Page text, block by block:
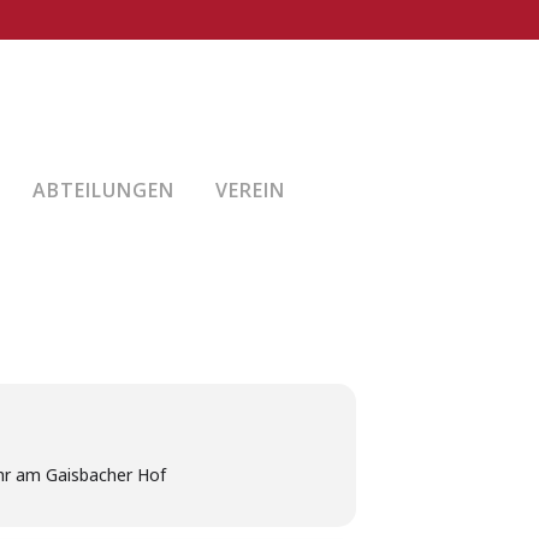
ABTEILUNGEN VEREIN
am Gaisbacher Hof